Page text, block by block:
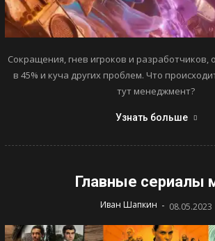
Сокращения, гнев игроков и разработчиков,
в 45% и куча других проблем. Что
тут менеджмент?
Узнать больше
Главные сериалы
Иван Шапкин - 08.05.2023